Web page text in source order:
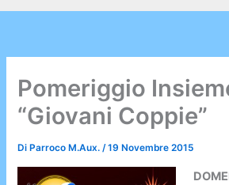
Pomeriggio
“Giovani Coppie”
Di Parroco M.Aux./19 Novembre 2015